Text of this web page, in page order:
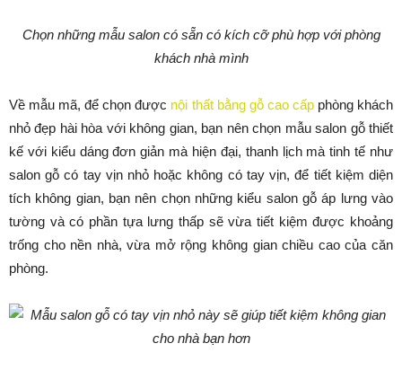
Chọn những mẫu salon có sẵn có kích cỡ phù hợp với phòng
khách nhà mình
Về mẫu mã, để chọn được nội thất bằng gỗ cao cấpphòng khách
nhỏ đẹp hài hòa với không gian, bạn nên chọn mẫu salon gỗ thiết
kế với kiểu dáng đơn giản mà hiện đại, thanh lịch mà tinh tế như
salon gỗ có tay vịn nhỏ hoặc không có tay vịn, để tiết kiệm diện
tích không gian, bạn nên chọn những kiểu salon gỗ áp lưng vào
tường và có phần tựa lưng thấp sẽ vừa tiết kiệm được khoảng
trống cho nền nhà, vừa mở rộng không gian chiều cao của căn
phòng.